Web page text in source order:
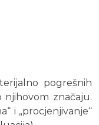
pogrešnih
njihovom značaju.
i „procjenjivanje“